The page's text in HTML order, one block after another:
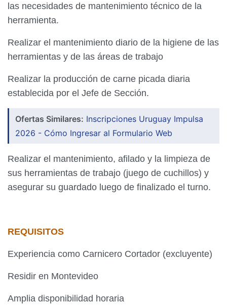
las necesidades de mantenimiento técnico de la
herramienta.
Realizar el mantenimiento diario de la higiene de las
herramientas y de las áreas de trabajo
Realizar la producción de carne picada diaria
establecida por el Jefe de Sección.
Ofertas Similares: Inscripciones Uruguay Impulsa
2026 - Cómo Ingresar al Formulario Web
Realizar el mantenimiento, afilado y la limpieza de
sus herramientas de trabajo (juego de cuchillos) y
asegurar su guardado luego de finalizado el turno.
REQUISITOS
Experiencia como Carnicero Cortador (excluyente)
Residir en Montevideo
Amplia disponibilidad horaria